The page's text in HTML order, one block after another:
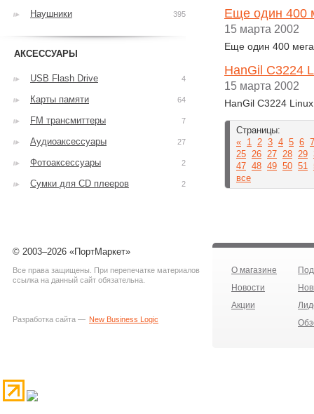
Еще один 400
15 марта 2002
Еще один 400
HanGil C3224
15 марта 2002
HanGil C3224
Страницы:
« 1 2 3 4 5 6 7
25 26 27 28 29
47 48 49 50 51
все
Наушники 395
АКСЕССУАРЫ
USB Flash Drive 4
Карты памяти 64
FM трансмиттеры 7
Аудиоаксессуары 27
Фотоаксессуары 2
Сумки для CD плееров 2
© 2003–2026 «ПортМаркет»
Все права защищены. При перепечатке материалов
ссылка на данный сайт обязательна.
Разработка сайта — New Business Logic
О магазине
Новости
Акции